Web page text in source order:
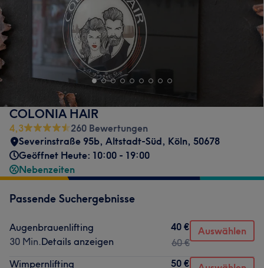
COLONIA HAIR
4,3
260 Bewertungen
Severinstraße 95b, Altstadt-Süd, Köln, 50678
Geöffnet Heute: 10:00 - 19:00
Nebenzeiten
Passende Suchergebnisse
Augenbrauenlifting
30 Min.Details anzeigen
40 €
60 €
Auswählen
Wimpernlifting
50 €